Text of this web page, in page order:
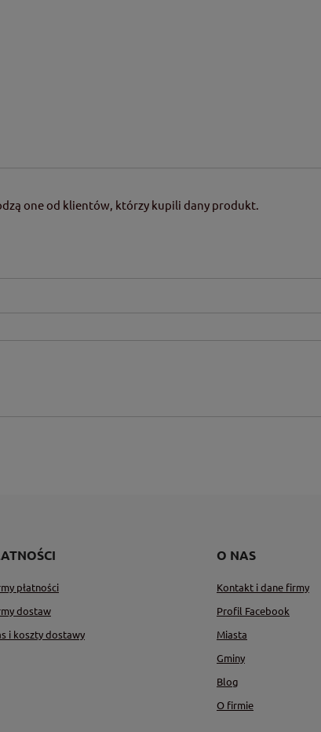
one od klientów, którzy kupili dany produkt.
płatności
dostaw
i koszty dostawy
O NAS
Kontakt i dane firmy
Profil Facebook
Miasta
Gminy
Blog
O firmie